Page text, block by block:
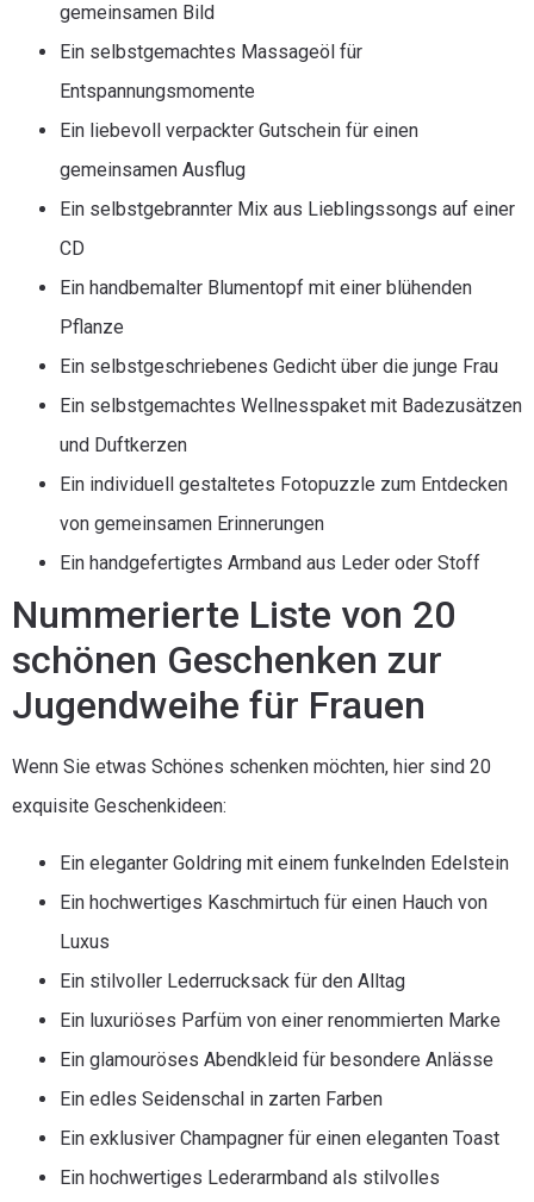
gemeinsamen Bild
Ein selbstgemachtes Massageöl für
Entspannungsmomente
Ein liebevoll verpackter Gutschein für einen
gemeinsamen Ausflug
Ein selbstgebrannter Mix aus Lieblingssongs auf einer
CD
Ein handbemalter Blumentopf mit einer blühenden
Pflanze
Ein selbstgeschriebenes Gedicht über die junge Frau
Ein selbstgemachtes Wellnesspaket mit Badezusätzen
und Duftkerzen
Ein individuell gestaltetes Fotopuzzle zum Entdecken
von gemeinsamen Erinnerungen
Ein handgefertigtes Armband aus Leder oder Stoff
Nummerierte Liste von 20
schönen Geschenken zur
Jugendweihe für Frauen
Wenn Sie etwas Schönes schenken möchten, hier sind 20
exquisite Geschenkideen:
Ein eleganter Goldring mit einem funkelnden Edelstein
Ein hochwertiges Kaschmirtuch für einen Hauch von
Luxus
Ein stilvoller Lederrucksack für den Alltag
Ein luxuriöses Parfüm von einer renommierten Marke
Ein glamouröses Abendkleid für besondere Anlässe
Ein edles Seidenschal in zarten Farben
Ein exklusiver Champagner für einen eleganten Toast
Ein hochwertiges Lederarmband als stilvolles